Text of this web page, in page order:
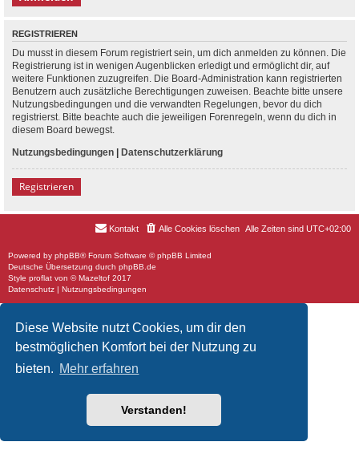
Diese Website nutzt Cookies, um dir den
bestmöglichen Komfort bei der Nutzung zu
bieten. Mehr erfahren
Verstanden!
REGISTRIEREN
Du musst in diesem Forum registriert sein, um dich anmelden zu können. Die
Registrierung ist in wenigen Augenblicken erledigt und ermöglicht dir, auf
weitere Funktionen zuzugreifen. Die Board-Administration kann registrierten
Benutzern auch zusätzliche Berechtigungen zuweisen. Beachte bitte unsere
Nutzungsbedingungen und die verwandten Regelungen, bevor du dich
registrierst. Bitte beachte auch die jeweiligen Forenregeln, wenn du dich in
diesem Board bewegst.
Nutzungsbedingungen | Datenschutzerklärung
Registrieren
Alle Zeiten sind UTC+02:00
Alle Cookies löschen
Kontakt
Powered by phpBB® Forum Software © phpBB Limited
Deutsche Übersetzung durch phpBB.de
Style proflat von ©Mazeltof 2017
Datenschutz | Nutzungsbedingungen